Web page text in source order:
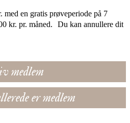
en gratis prøveperiode på 7
kr. pr. måned. Du kan annullere dit
medlem
er medlem